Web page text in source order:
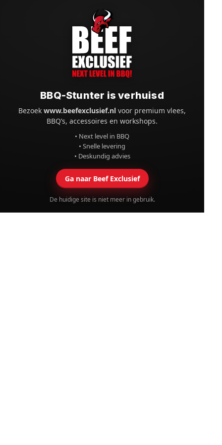
BBQ-Stunter is verhuisd
Bezoekwww.beefexclusief.nl voor premium vlees,
BBQ’s, accessoires en workshops.
• Next level in BBQ
• Snelle levering
• Deskundig advies
Ga naar Beef Exclusief
De huidige site is niet meer in gebruik.